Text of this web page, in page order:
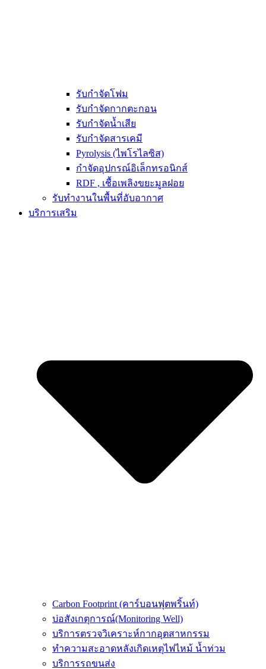
รับกำจัดโฟม
รับกำจัดกากตะกอน
รับกำจัดน้ำเสีย
รับกำจัดสารเคมี
Pyrolysis (ไพโรไลซิส)
กำจัดอุปกรณ์อิเล็กทรอนิกส์
RDF , เชื้อเพลิงขยะมูลฝอย
รับทำงานในพื้นที่อับอากาศ
บริการเสริม
Carbon Footprint (คาร์บอนฟุตพริ้นท์)
บ่อสังเกตุการณ์(Monitoring Well)
บริการตรวจวิเคราะห์กากอุตสาหกรรม
ทำความสะอาดหลังเกิดเหตุไฟไหม้ น้ำท่วม
บริการรถขนส่ง